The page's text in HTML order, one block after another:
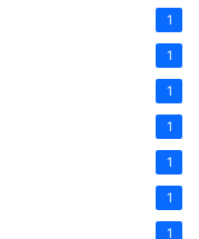
1
1
1
1
1
1
1